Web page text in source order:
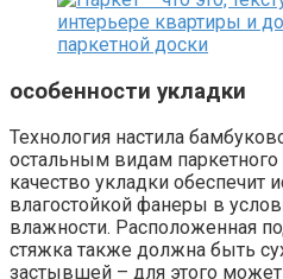
особенности укладки
Технология настила
остальным видам
качество укладки обеспечит
влагостойкой фанеры в
влажности. Расположенная
стяжка также должна быть
застывшей – для этого